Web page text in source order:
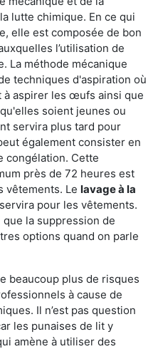
lutte chimique. En ce qui
elle est composée de bon
l’utilisation de
La méthode mécanique
techniques d'aspiration où
à aspirer les œufs ainsi que
soient jeunes ou
servira plus tard pour
également consister en
congélation. Cette
près de 72 heures est
vêtements. Le lavage à la
servira pour les vêtements.
la suppression de
options quand on parle
beaucoup plus de risques
à cause de
Il n’est pas question
les punaises de lit y
amène à utiliser des